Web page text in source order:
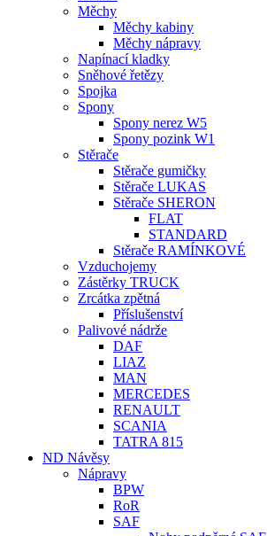
Měchy
Měchy kabiny
Měchy nápravy
Napínací kladky
Sněhové řetězy
Spojka
Spony
Spony nerez W5
Spony pozink W1
Stěrače
Stěrače gumičky
Stěrače LUKAS
Stěrače SHERON
FLAT
STANDARD
Stěrače RAMÍNKOVÉ
Vzduchojemy
Zástěrky TRUCK
Zrcátka zpětná
Příslušenství
Palivové nádrže
DAF
LIAZ
MAN
MERCEDES
RENAULT
SCANIA
TATRA 815
ND Návěsy
Nápravy
BPW
RoR
SAF